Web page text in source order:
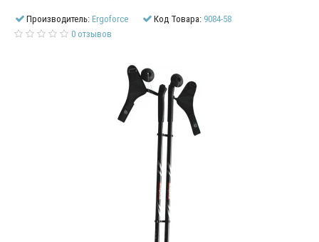
Производитель:Ergoforce Код Товара: 9084-58
0 отзывов